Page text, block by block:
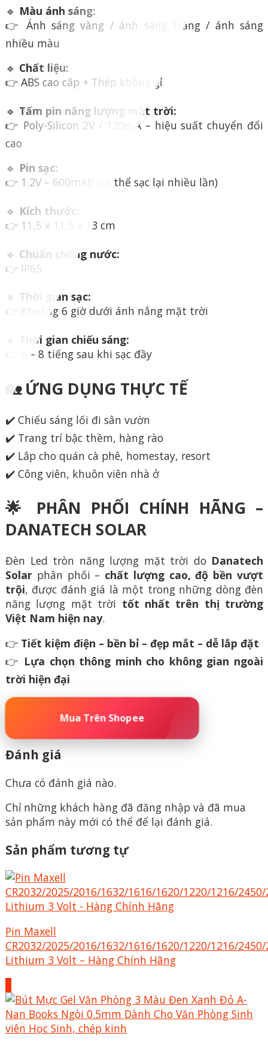
🔹 Màu ánh sáng:
👉 Ánh sáng vàng / ánh sáng trắng / ánh sáng
nhiều màu
🔹 Chất liệu:
👉 ABS cao cấp + Thép không gỉ
🔹 Tấm pin năng lượng mặt trời:
👉 Poly-Silicon 2V / 120mA – hiệu suất chuyển đổi
cao
🔹 Pin sạc:
👉 1.2V – 600mAh (có thể sạc lại nhiều lần)
🔹 Kích thước:
👉 11,5 x 11,5 x 13 cm
🔹 Chuẩn chống nước:
👉 IP65
🔹 Thời gian sạc:
👉 Khoảng 6 giờ dưới ánh nắng mặt trời
🔹
Thời gian chiếu sáng:
👉 6 – 8 tiếng sau khi sạc đầy
🏡 ỨNG DỤNG THỰC TẾ
✔️ Chiếu sáng lối đi sân vườn
✔️ Trang trí bậc thềm, hàng rào
✔️ Lắp cho quán cà phê, homestay, resort
✔️ Công viên, khuôn viên nhà ở
🌟 PHÂN PHỐI CHÍNH HÃNG –
DANATECH SOLAR
Đèn Led tròn năng lượng mặt trời do Danatech
Solar phân phối – chất lượng cao, độ bền vượt
trội, được đánh giá là một trong những dòng đèn
năng lượng mặt trời tốt nhất trên thị trường
Việt Nam hiện nay.
👉 Tiết kiệm điện – bền bỉ – đẹp mắt – dễ lắp đặt
👉 Lựa chọn thông minh cho không gian ngoài
trời hiện đại
🚀 ĐẶT MUA NGAY – SỐ LƯỢNG CÓ HẠN
Đánh giá
Chưa có đánh giá nào.
Chỉ những khách hàng đã đăng nhập và đã mua
sản phẩm này mới có thể để lại đánh giá.
Sản phẩm tương tự
Pin Maxell
CR2032/2025/2016/1632/1616/1620/1220/1216/
Lithium 3 Volt – Hàng Chính Hãng